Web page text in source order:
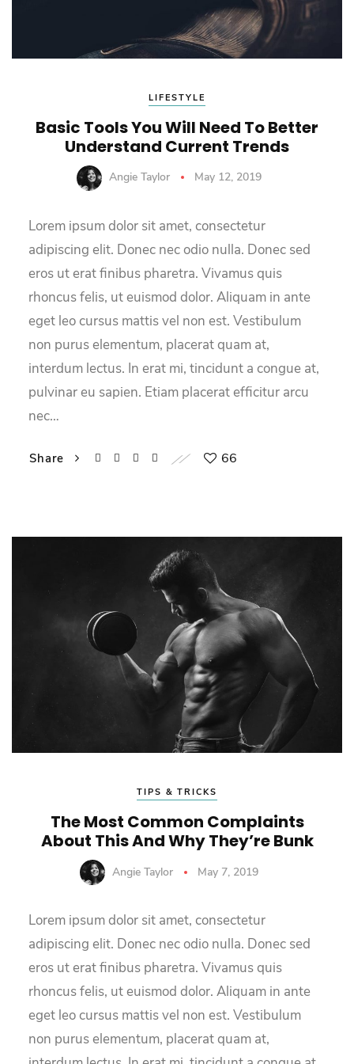
LIFESTYLE
Basic Tools You Will Need To Better
Understand Current Trends
Angie Taylor May 12, 2019
Lorem ipsum dolor sit amet, consectetur
adipiscing elit. Donec nec odio nulla. Donec sed
eros ut erat finibus pharetra. Vivamus quis
rhoncus felis, ut euismod dolor. Aliquam in ante
eget leo cursus mattis vel non est. Vestibulum
non purus elementum, placerat quam at,
interdum lectus. In erat mi, tincidunt a congue at,
pulvinar eu sapien. Etiam placerat efficitur arcu
nec…
Share 66
TIPS & TRICKS
The Most Common Complaints
About This And Why They’re Bunk
Angie Taylor May 7, 2019
Lorem ipsum dolor sit amet, consectetur
adipiscing elit. Donec nec odio nulla. Donec sed
eros ut erat finibus pharetra. Vivamus quis
rhoncus felis, ut euismod dolor. Aliquam in ante
eget leo cursus mattis vel non est. Vestibulum
non purus elementum, placerat quam at,